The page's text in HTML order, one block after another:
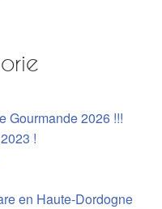
Gourmande 2026 !!!
!
en Haute-Dordogne